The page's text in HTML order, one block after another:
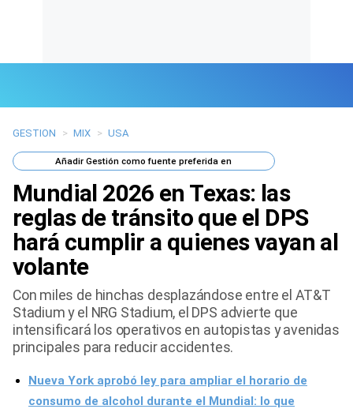
Últimas Noticias
Mi Bolsillo
Respuestas
Gente
Tendencias Mix
Sports
GESTION > MIX > USA
AñadirGestión como fuente preferida en
Mundial 2026 en Texas: las
reglas de tránsito que el DPS
hará cumplir a quienes vayan al
volante
Con miles de hinchas desplazándose entre el AT&T
Stadium y el NRG Stadium, el DPS advierte que
intensificará los operativos en autopistas y avenidas
principales para reducir accidentes.
Nueva York aprobó ley para ampliar el horario de
consumo de alcohol durante el Mundial: lo que